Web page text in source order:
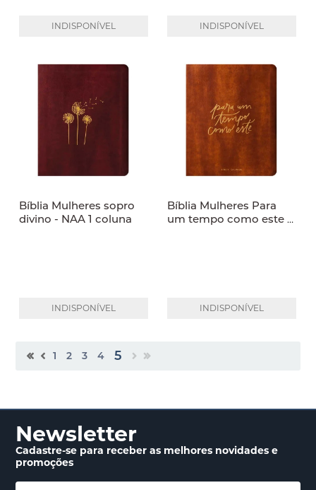
INDISPONÍVEL INDISPONÍVEL
Bíblia Mulheres sopro
divino - NAA 1 coluna
INDISPONÍVEL
Bíblia Mulheres Para
um tempo como este -
INDISPONÍVEL
1 2 3 4 5
Newsletter
Cadastre-se para receberas melhores novidadese
promoções